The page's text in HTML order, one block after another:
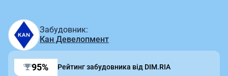
Забудовник:
Кан Девелопмент
95% Рейтинг забудовника від DIM.RIA